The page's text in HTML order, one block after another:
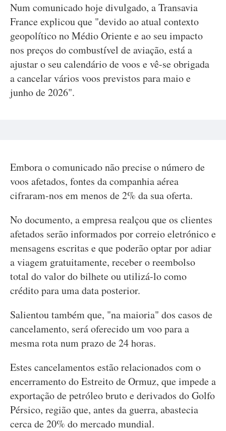
Num comunicado hoje divulgado, a Transavia
France explicou que "devido ao atual contexto
geopolítico no Médio Oriente e ao seu impacto
nos preços do combustível de aviação, está a
ajustar o seu calendário de voos e vê-se obrigada
a cancelar vários voos previstos para maio e
junho de 2026".
Embora o comunicado não precise o número de
voos afetados, fontes da companhia aérea
cifraram-nos em menos de 2% da sua oferta.
No documento, a empresa realçou que os clientes
afetados serão informados por correio eletrónico e
mensagens escritas e que poderão optar por adiar
a viagem gratuitamente, receber o reembolso
total do valor do bilhete ou utilizá-lo como
crédito para uma data posterior.
Salientou também que, "na maioria" dos casos de
cancelamento, será oferecido um voo para a
mesma rota num prazo de 24 horas.
Estes cancelamentos estão relacionados com o
encerramento do Estreito de Ormuz, que impede a
exportação de petróleo bruto e derivados do Golfo
Pérsico, região que, antes da guerra, abastecia
cerca de 20% do mercado mundial.